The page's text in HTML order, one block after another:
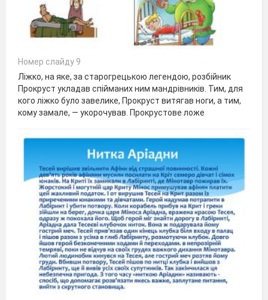
Номер слайду 9
Ліжко, на яке, за старогрецькою легендою, розбійник
Прокруст укладав спійманих ним мандрівників. Тим, для
кого ліжко було завелике, Прокруст витягав ноги, а тим,
кому замале, — укорочував. Прокрустове ложе